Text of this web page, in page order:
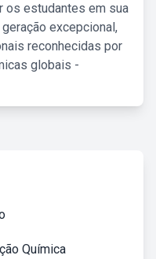
os estudantes em sua
excepcional,
reconhecidas por
globais -
Química